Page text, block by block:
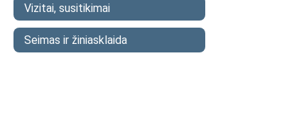
Vizitai, susitikimai
Seimas ir žiniasklaida